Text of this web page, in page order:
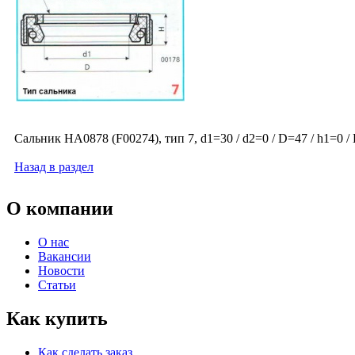
Сальник HA0878 (F00274), тип 7, d1=30 / d2=0 / D=47 / h1=0 /
Назад в раздел
О компании
О нас
Вакансии
Новости
Статьи
Как купить
Как сделать заказ